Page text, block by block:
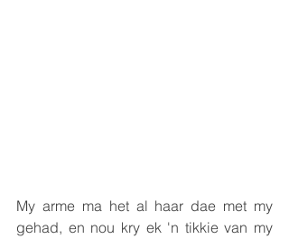
My arme ma het al haar dae met my
gehad, en nou kry ek 'n tikkie van my